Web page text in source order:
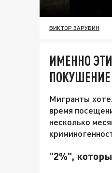
ВИКТОР ЗАРУБИН
ИМЕННО
Мигранты
время
несколько
"2%",